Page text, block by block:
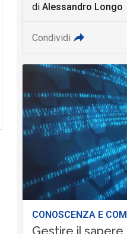
di Alessandro Longo
Condividi
CONOSCENZA E
Gestire il sapere